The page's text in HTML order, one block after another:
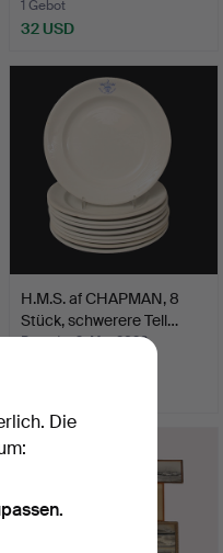
1 Gebot
32 USD
H.M.S. af CHAPMAN, 8
Stück, schwerere Tell…
Beendet 3. Mai 2026
Die